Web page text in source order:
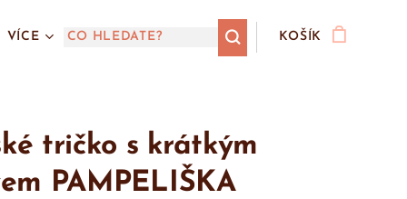
VÍCE KOŠÍK
tričko s krátkým
PAMPELIŠKA